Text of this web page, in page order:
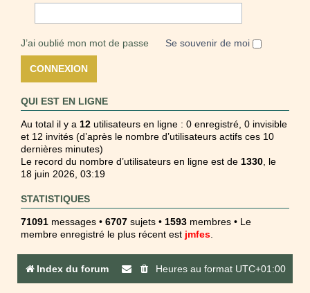
J’ai oublié mon mot de passe Se souvenir de moi
QUI EST EN LIGNE
Au total il y a 12 utilisateurs en ligne : 0 enregistré, 0 invisible
et 12 invités (d’après le nombre d’utilisateurs actifs ces 10
dernières minutes)
Le record du nombre d’utilisateurs en ligne est de 1330 , le
18 juin 2026, 03:19
STATISTIQUES
71091 messages • 6707 sujets • 1593 membres • Le
membre enregistré le plus récent est jmfes
Index du forum Heures au format UTC+01:00